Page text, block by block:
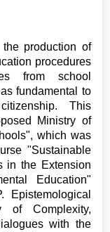
production of
procedures
from school
fundamental to
This
Ministry of
which was
"Sustainable
in the Extension
Education"
Epistemological
of Complexity,
with the